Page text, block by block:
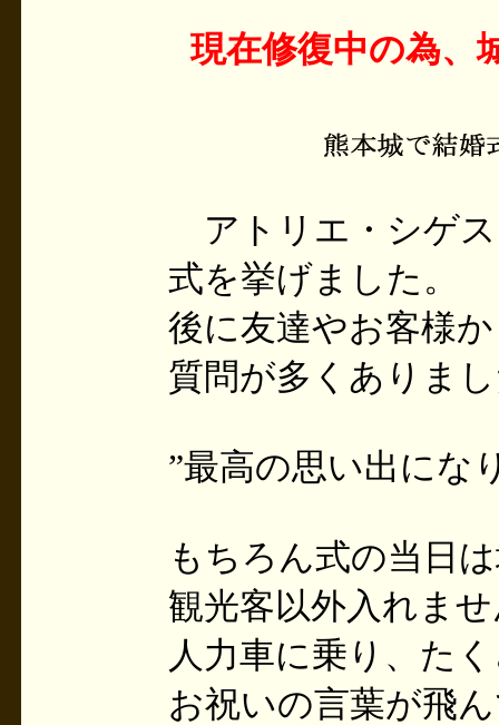
現在修復中の為、
アトリエ・シゲ
式を挙げました。
後に友達やお客様
質問が多くありま
”最高の思い出にな
もちろん式の当日
観光客以外入れま
人力車に乗り、た
お祝いの言葉が飛